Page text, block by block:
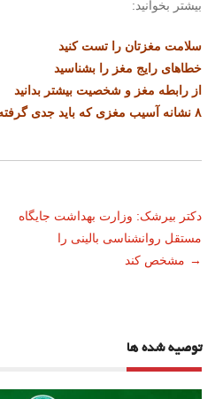
بیشتر بخوانید:
سلامت مغزتان را تست کنید
خطاهای رایج مغز را بشناسید
از رابطه مغز و شخصیت بیشتر بدانید
۸ نشانه آسیب مغزی که باید جدی گرفته شود
ناوبری
نوشته
دکتر بیرشک: وزارت بهداشت جایگاه
مستقل روانشناسی بالینی را
مشخص کند →
توصیه شده ها